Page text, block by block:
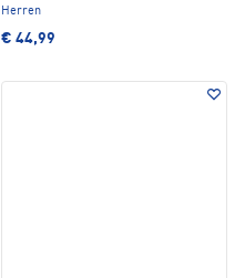
Herren
€ 44,99